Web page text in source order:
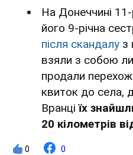
На Донеччині
його 9-річна
після скандалу з
взяли з собою
продали
квиток до села,
Вранціїх
20 кілометрів
0 0